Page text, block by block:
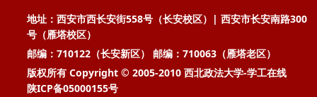
地址：西安市西长安街558号（长安校区）| 西安市长安南路300
号（雁塔校区）
邮编：710122（长安新区） 邮编：710063（雁塔老区）
版权所有 Copyright © 2005-2010 西北政法大学-学工在线
陕ICP备05000155号